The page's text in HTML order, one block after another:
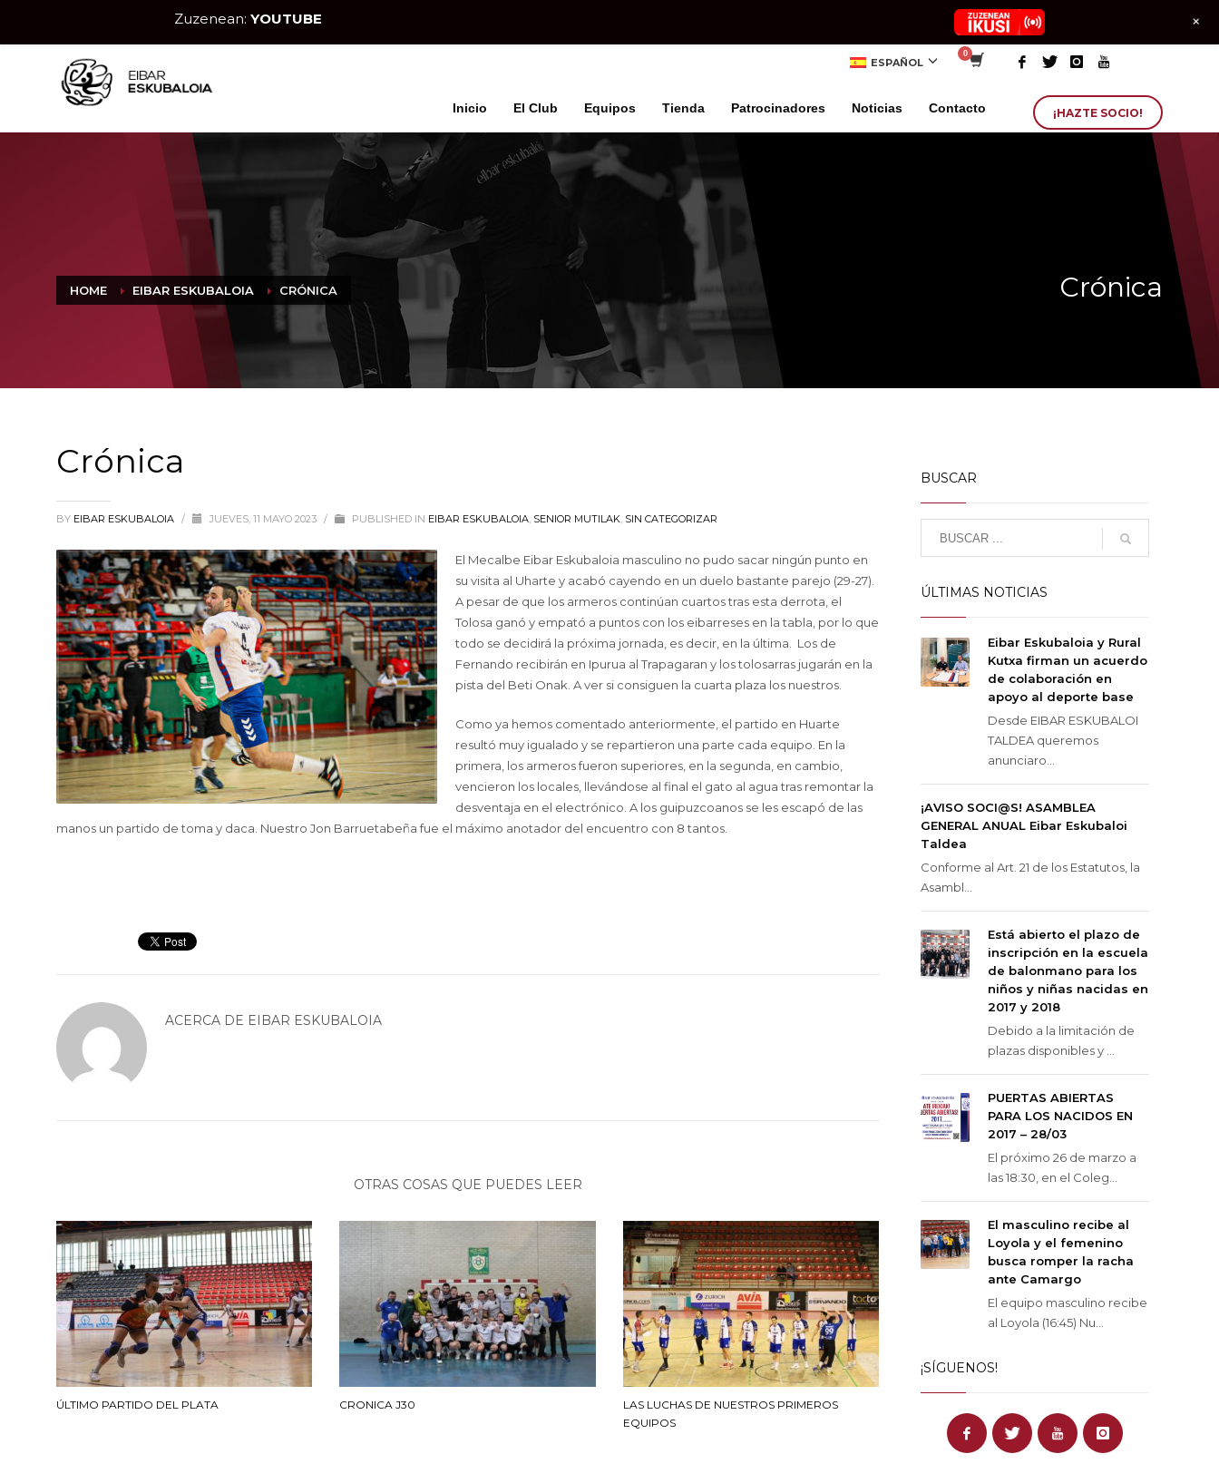
ESPAÑOL
Inicio El Club Equipos Tienda Patrocinadores Noticias Contacto ¡HAZTE SOCIO!
HOME EIBAR ESKUBALOIA CRÓNICA Crónica
Crónica
BY EIBAR ESKUBALOIA / JUEVES, 11 MAYO 2023 / PUBLISHED IN EIBAR ESKUBALOIA, SENIOR MUTILAK, SIN CATEGORIZAR
El Mecalbe Eibar Eskubaloia masculino no pudo sacar ningún punto en
su visita al Uharte y acabó cayendo en un duelo bastante parejo (29-27).
A pesar de que los armeros continúan cuartos tras esta derrota, el
Tolosa ganó y empató a puntos con los eibarreses en la tabla, por lo que
todo se decidirá la próxima jornada, es decir, en la última. Los de
Fernando recibirán en Ipurua al Trapagaran y los tolosarras jugarán en la
pista del Beti Onak. A ver si consiguen la cuarta plaza los nuestros.
Como ya hemos comentado anteriormente, el partido en Huarte
resultó muy igualado y se repartieron una parte cada equipo. En la
primera, los armeros fueron superiores, en la segunda, en cambio,
vencieron los locales, llevándose al final el gato al agua tras remontar la
desventaja en el electrónico. A los guipuzcoanos se les escapó de las
manos un partido de toma y daca. Nuestro Jon Barruetabeña fue el máximo anotador del encuentro con 8 tantos.
ACERCA DE EIBAR ESKUBALOIA
OTRAS COSAS QUE PUEDES LEER
ÚLTIMO PARTIDO DEL PLATA CRONICA J30
LAS LUCHAS DE NUESTROS PRIMEROS
EQUIPOS
BUSCAR
ÚLTIMAS NOTICIAS
Eibar Eskubaloia y Rural
Kutxa firman un acuerdo
de colaboración en
apoyo al deporte base
Desde EIBAR ESKUBALOI
TALDEA queremos
anunciaro...
¡AVISO SOCI@S! ASAMBLEA
GENERAL ANUAL Eibar Eskubaloi
Taldea
Conforme al Art. 21 de los Estatutos, la
Asambl...
Está abierto el plazo de
inscripción en la escuela
de balonmano para los
niños y niñas nacidas en
2017 y 2018
Debido a la limitación de
plazas disponibles y ...
PUERTAS ABIERTAS
PARA LOS NACIDOS EN
2017 – 28/03
El próximo 26 de marzo a
las 18:30, en el Coleg...
El masculino recibe al
Loyola y el femenino
busca romper la racha
ante Camargo
El equipo masculino recibe
al Loyola (16:45) Nu...
¡SÍGUENOS!
Zuzenean: YOUTUBE +